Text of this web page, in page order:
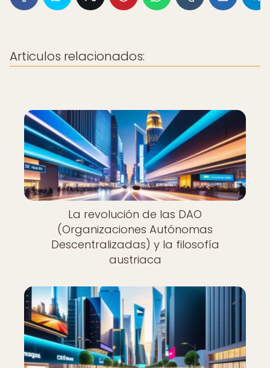
Articulos relacionados:
La revolución de las DAO
(Organizaciones Autónomas
Descentralizadas) y la filosofía
austriaca